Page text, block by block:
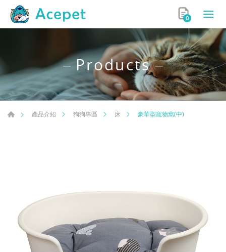
0
Products
產品介紹 狗狗專區 床 豪華型寵物窩(中)